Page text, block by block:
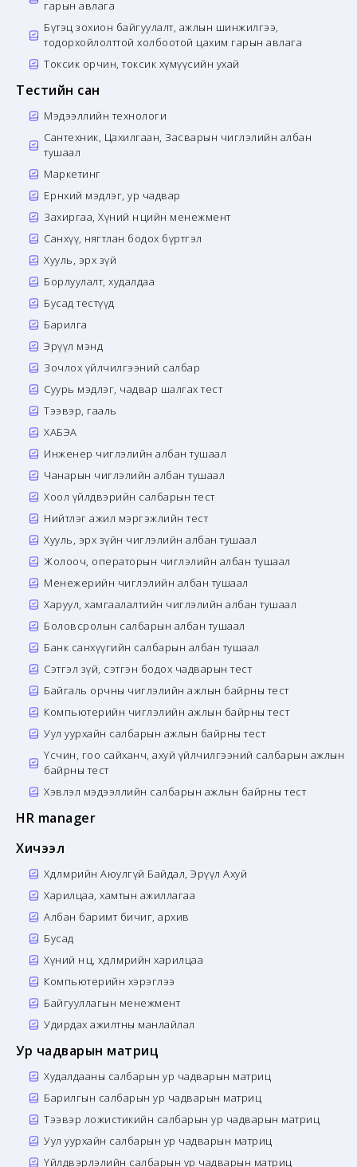
гарын авлага
Бүтэц зохион байгуулалт, ажлын шинжилгээ,
тодорхойлолттой холбоотой цахим гарын авлага
Токсик орчин, токсик хүмүүсийн ухай
Тестийн сан
Мэдээллийн технологи
Сантехник, Цахилгаан, Засварын чиглэлийн албан
тушаал
Маркетинг
Ерөнхий мэдлэг, ур чадвар
Захиргаа, Хүний нөөцийн менежмент
Санхүү, нягтлан бодох бүртгэл
Хууль, эрх зүй
Борлуулалт, худалдаа
Бусад тестүүд
Барилга
Эрүүл мэнд
Зочлох үйлчилгээний салбар
Суурь мэдлэг, чадвар шалгах тест
Тээвэр, гааль
ХАБЭА
Инженер чиглэлийн албан тушаал
Чанарын чиглэлийн албан тушаал
Хоол үйлдвэрийн салбарын тест
Нийтлэг ажил мэргэжлийн тест
Хууль, эрх зүйн чиглэлийн албан тушаал
Жолооч, операторын чиглэлийн албан тушаал
Менежерийн чиглэлийн албан тушаал
Харуул, хамгаалалтийн чиглэлийн албан тушаал
Боловсролын салбарын албан тушаал
Банк санхүүгийн салбарын албан тушаал
Сэтгэл зүй, сэтгэн бодох чадварын тест
Байгаль орчны чиглэлийн ажлын байрны тест
Компьютерийн чиглэлийн ажлын байрны тест
Уул уурхайн салбарын ажлын байрны тест
Үсчин, гоо сайханч, ахуй үйлчилгээний салбарын ажлын
байрны тест
Хэвлэл мэдээллийн салбарын ажлын байрны тест
HR manager
Хичээл
Хөдөлмөрийн Аюулгүй Байдал, Эрүүл Ахуй
Харилцаа, хамтын ажиллагаа
Албан баримт бичиг, архив
Бусад
Хүний нөөц, хөдөлмөрийн харилцаа
Компьютерийн хэрэглээ
Байгууллагын менежмент
Удирдах ажилтны манлайлал
Ур чадварын матриц
Худалдааны салбарын ур чадварын матриц
Барилгын салбарын ур чадварын матриц
Тээвэр ложистикийн салбарын ур чадварын матриц
Уул уурхайн салбарын ур чадварын матриц
Үйлдвэрлэлийн салбарын ур чадварын матриц